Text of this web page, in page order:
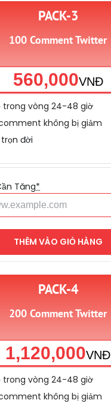
PACK-3
100 Comment Twitter
560,000VNĐ
trong vòng 24-48 giờ
không bị giảm
đời
Tăng*
THÊM VÀO GIỎ HÀNG
PACK-4
200 Comment Twitter
1,120,000VNĐ
trong vòng 24-48 giờ
không bị giảm